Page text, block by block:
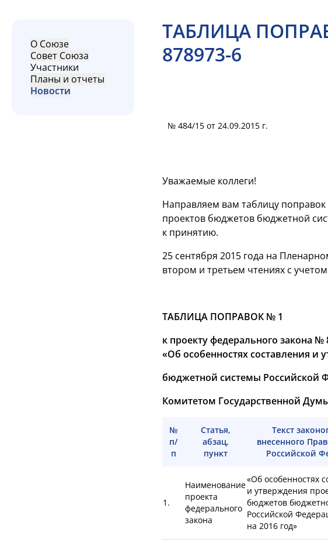
О Союзе
Совет Союза
Участники
Планы и отчеты
Новости
ТАБЛИЦА
878973-6
№ 484/15 от 24.09.2015 г.
Уважаемые коллеги!
Направляем вам таблицу
проектов бюджетов бюджетной
к принятию.
25 сентября 2015 года на
втором и третьем чтениях с
ТАБЛИЦА ПОПРАВОК № 1
к проекту федерального закона №
«Об особенностяхсоставления и
бюджетной системы Российской
Комитетом Государственной
№
п/
п
Статья,
абзац,
пункт
Текст
внесенного
Российской
1.
Наименование
проекта
федерального
закона
«Об особенностях
и утверждения
бюджетов
Российской
на 2016 год»